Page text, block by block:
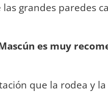
grandes paredes
es muy
que la rodea y